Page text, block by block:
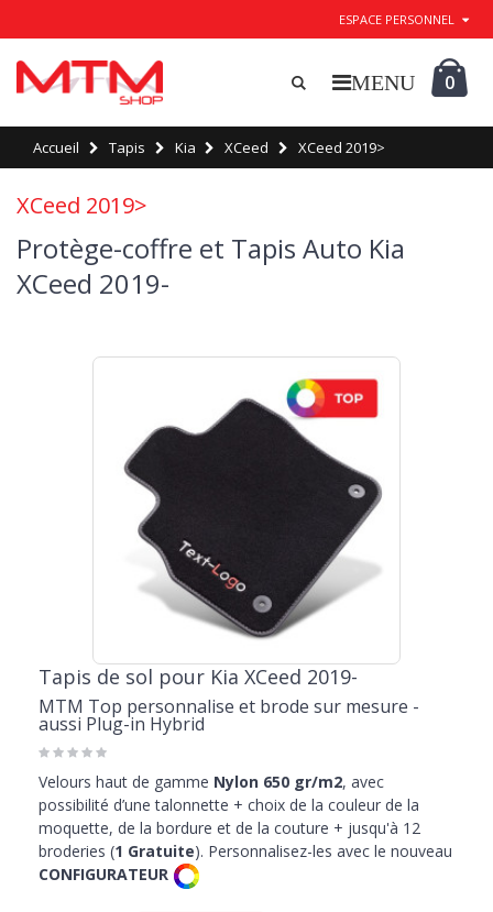
ESPACE PERSONNEL
0
Accueil Tapis Kia XCeed XCeed 2019>
XCeed 2019>
Protège-coffre et Tapis Auto Kia
XCeed 2019-
Tapis de sol pour Kia XCeed 2019-
MTM Top personnalise et brode sur mesure -
aussi Plug-in Hybrid
Velours haut de gamme Nylon 650 gr/m2, avec
possibilité d’une talonnette + choix de la couleur de la
moquette, de la bordure et de la couture + jusqu'à 12
broderies (1 Gratuite). Personnalisez-les avec le nouveau
CONFIGURATEUR